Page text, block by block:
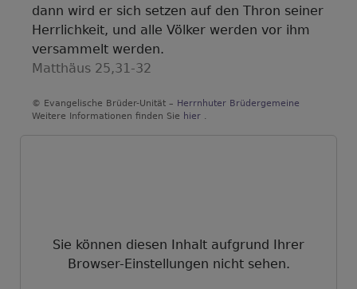
dann wird er sich setzen auf den Thron seiner
Herrlichkeit, und alle Völker werden vor ihm
versammelt werden.
Matthäus 25,31-32
© Evangelische Brüder-Unität – Herrnhuter Brüdergemeine
Weitere Informationen finden Sie hier .
Sie können diesen Inhalt aufgrund Ihrer
Browser-Einstellungen nicht sehen.